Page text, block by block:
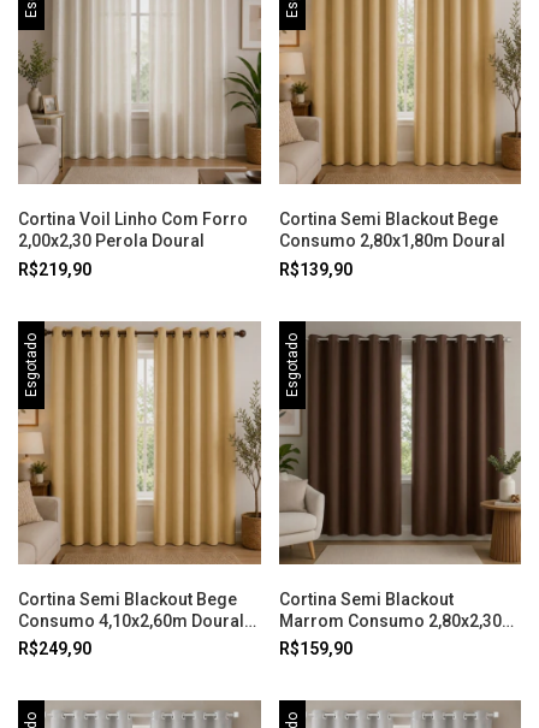
Cortina Voil Linho Com Forro
2,00x2,30 Perola Doural
R$219,90
Cortina Semi Blackout Bege
Consumo 2,80x1,80m Doural
R$139,90
Esgotado
Cortina Semi Blackout Bege
Consumo 4,10x2,60m Doural
Cortina
R$249,90
Esgotado
Cortina Semi Blackout
Marrom Consumo 2,80x2,30m
Doural
R$159,90